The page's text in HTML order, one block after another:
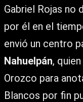
Gabriel Rojas no
por él en el
envió un centro
Nahuelpán,
Orozco para
Blancos por fin